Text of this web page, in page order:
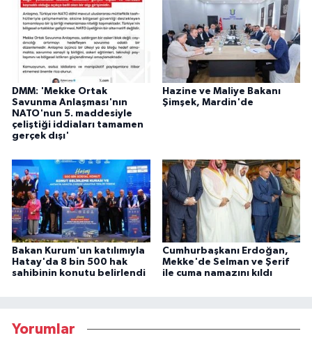
DMM: 'Mekke Ortak
Savunma Anlaşması'nın
NATO'nun 5. maddesiyle
çeliştiği iddiaları tamamen
gerçek dışı'
Hazine ve Maliye Bakanı
Şimşek, Mardin'de
Bakan Kurum'un katılımıyla
Hatay'da 8 bin 500 hak
sahibinin konutu belirlendi
Cumhurbaşkanı Erdoğan,
Mekke'de Selman ve Şerif
ile cuma namazını kıldı
Yorumlar